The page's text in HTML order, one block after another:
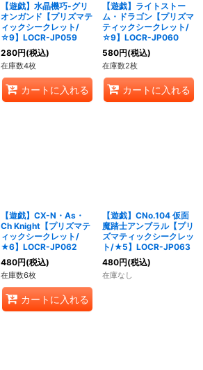
【遊戯】水晶機巧-グリ
オンガンド【プリズマテ
ィックシークレット/
☆9】LOCR-JP059
280円(税込)
在庫数4枚
カートに入れる
【遊戯】ライトストー
ム・ドラゴン【プリズマ
ティックシークレット/
☆9】LOCR-JP060
580円(税込)
在庫数2枚
カートに入れる
【遊戯】CX-N・As・
Ch Knight【プリズマテ
ィックシークレット/
★6】LOCR-JP062
480円(税込)
在庫数6枚
カートに入れる
【遊戯】CNo.104 仮面
魔踏士アンブラル【プリ
ズマティックシークレッ
ト/★5】LOCR-JP063
480円(税込)
在庫なし